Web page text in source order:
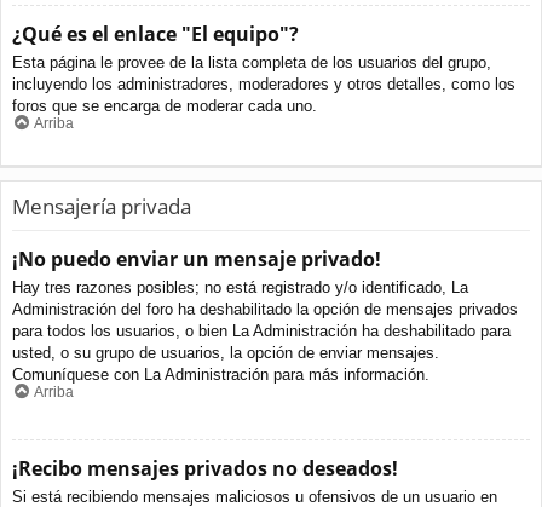
¿Qué es el enlace "El equipo"?
Esta página le provee de la lista completa de los usuarios del grupo,
incluyendo los administradores, moderadores y otros detalles, como los
foros que se encarga de moderar cada uno.
Arriba
Mensajería privada
¡No puedo enviar un mensaje privado!
Hay tres razones posibles; no está registrado y/o identificado, La
Administración del foro ha deshabilitado la opción de mensajes privados
para todos los usuarios, o bien La Administración ha deshabilitado para
usted, o su grupo de usuarios, la opción de enviar mensajes.
Comuníquese con La Administración para más información.
Arriba
¡Recibo mensajes privados no deseados!
Si está recibiendo mensajes maliciosos u ofensivos de un usuario en